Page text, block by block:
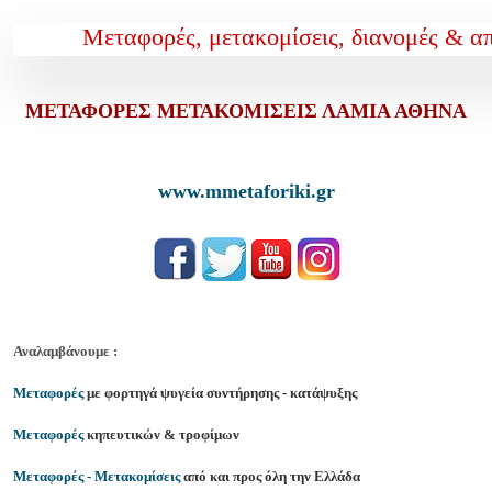
Μεταφορές, μετακομίσεις, διανομές &
ΜΕΤΑΦΟΡΕΣ ΜΕΤΑΚΟΜΙΣΕΙΣ ΛΑΜΙΑ ΑΘΗΝΑ
www.mmetaforiki.gr
Αναλαμβάνουμε :
Μεταφορέςμε φορτηγά ψυγεία συντήρησης - κατάψυξης
Μεταφορέςκηπευτικών & τροφίμων
Μεταφορές - Μετακομίσειςαπό και προς όλη την Ελλάδα